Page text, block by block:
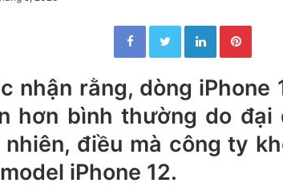
Facebook Twitter LinkedIn
nhận rằng, dòng iPhone
hơn bình thường do đại
nhiên, điều mà công ty
iPhone 12.